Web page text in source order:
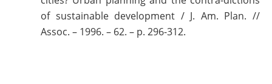
of sustainable development / J. Am. Plan. //
Assoc. – 1996. – 62. – p. 296-312.